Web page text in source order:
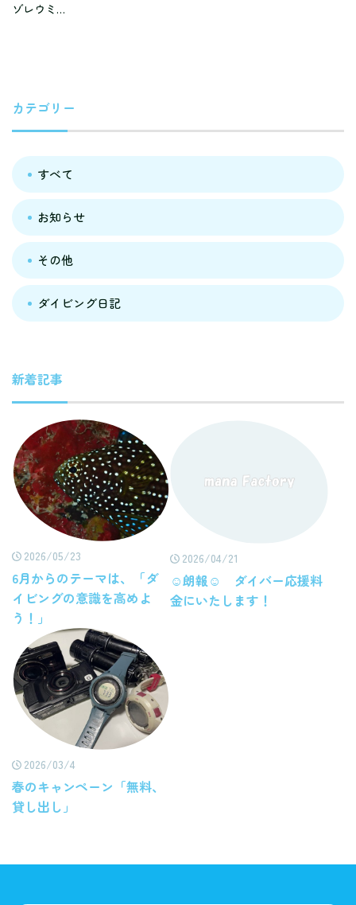
ゾレウミ…
カテゴリー
すべて
お知らせ
その他
ダイビング日記
新着記事
2026/05/23
6月からのテーマは、「ダ
イビングの意識を高めよ
う！」
2026/04/21
☺朗報☺ ダイバー応援料
金にいたします！
2026/03/4
春のキャンペーン「無料、
貸し出し」